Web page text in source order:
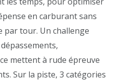
en carburant sans
par tour. Un challenge
mettent à rude épreuve
Sur la piste, 3 catégories